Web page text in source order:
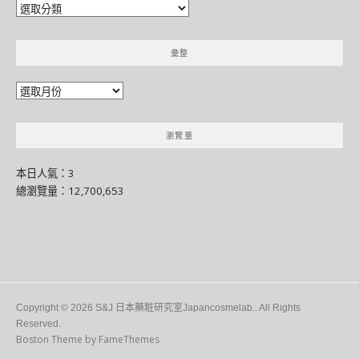
分
別
彙整
彙
瀏覽量
本日人氣：3
總瀏覽量：12,700,653
Copyright © 2026 S&J 日本藥粧研究室Japancosmelab.. All Rights
Reserved.
Boston Theme by FameThemes